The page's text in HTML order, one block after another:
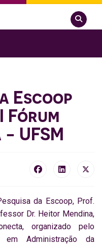
Pesquisar
Escoop
Fórum
UFSM
da Escoop, Prof.
Dr. Heitor Mendina,
organizado pelo
em Administração da